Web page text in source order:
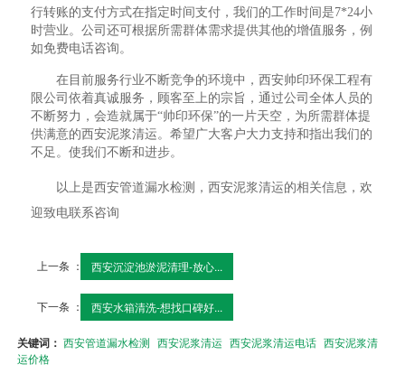
行转账的支付方式在指定时间支付，我们的工作时间是7*24小
时营业。公司还可根据所需群体需求提供其他的增值服务，例
如免费电话咨询。
在目前服务行业不断竞争的环境中，西安帅印环保工程有
限公司依着真诚服务，顾客至上的宗旨，通过公司全体人员的
不断努力，会造就属于“帅印环保”的一片天空，为所需群体提
供满意的西安泥浆清运。希望广大客户大力支持和指出我们的
不足。使我们不断和进步。
以上是西安管道漏水检测，西安泥浆清运的相关信息，欢
迎致电联系咨询
上一条 ： 西安沉淀池淤泥清理-放心...
下一条 ： 西安水箱清洗-想找口碑好...
关键词：西安管道漏水检测 西安泥浆清运 西安泥浆清运电话 西安泥浆清
运价格